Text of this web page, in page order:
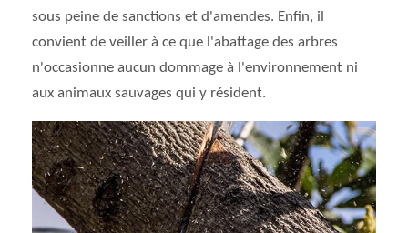
sous peine de sanctions et d'amendes. Enfin, il
convient de veiller à ce que l'abattage des arbres
n'occasionne aucun dommage à l'environnement ni
aux animaux sauvages qui y résident.